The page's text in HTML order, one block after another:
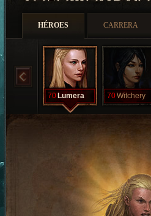
HÉROES CARRERA
70 Lumera 70Witchery